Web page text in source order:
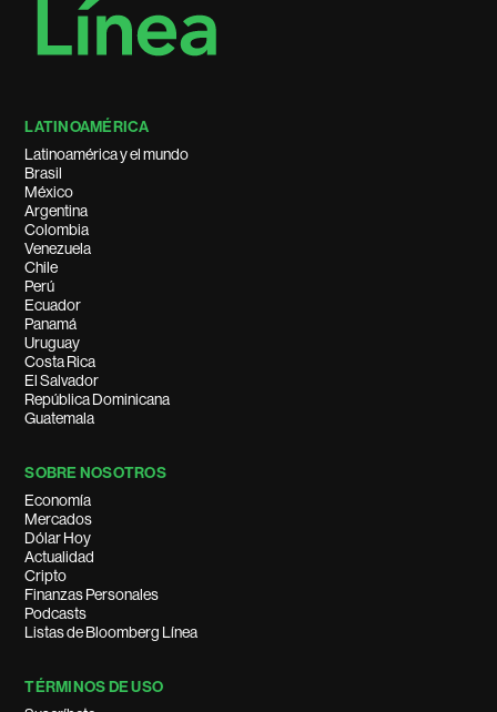
LATINOAMÉRICA
Latinoamérica y el mundo
Brasil
México
Argentina
Colombia
Venezuela
Chile
Perú
Ecuador
Panamá
Uruguay
Costa Rica
El Salvador
República Dominicana
Guatemala
SOBRE NOSOTROS
Economía
Mercados
Dólar Hoy
Actualidad
Cripto
Finanzas Personales
Podcasts
Listas de Bloomberg Línea
TÉRMINOS DE USO